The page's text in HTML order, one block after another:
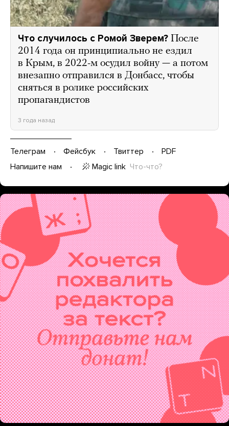
Что случилось с Ромой Зверем? После
2014 года он принципиально не ездил
в Крым, в 2022-м осудил войну — а потом
внезапно отправился в Донбасс, чтобы
сняться в ролике российских
пропагандистов
3 года назад
Телеграм Фейсбук Твиттер
PDF
Напишите нам
Magic link Что-что?